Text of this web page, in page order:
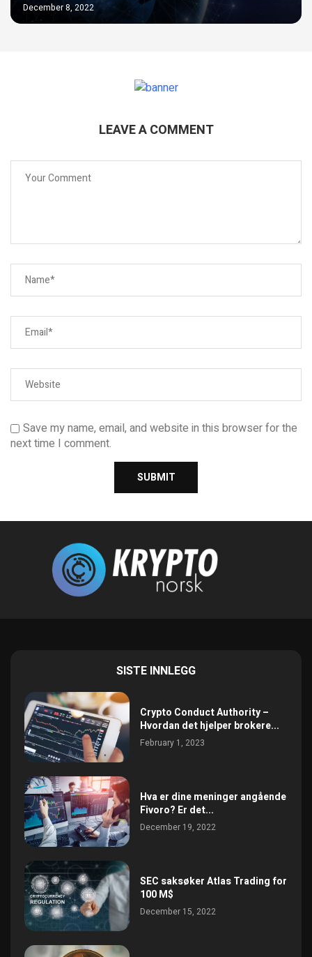
December 8, 2022
LEAVE A COMMENT
Save my name, email, and website in this browser for the
next time I comment.
SISTE INNLEGG
Crypto Conduct Authority –
Hvordan det hjelper brokere...
February 1, 2023
Hva er dine meninger angående
Fivoro? Er det...
December 19, 2022
SEC saksøker Atlas Trading for
100 M$
December 15, 2022